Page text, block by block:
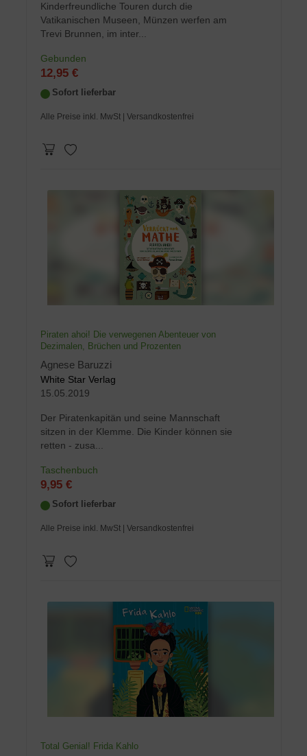
Kinderfreundliche Touren durch die
Vatikanischen Museen, Münzen werfen am
Trevi Brunnen, im inter...
Gebunden
12,95 €
Sofort lieferbar
Alle Preise inkl. MwSt | Versandkostenfrei
Piraten ahoi! Die verwegenen Abenteuer von
Dezimalen, Brüchen und Prozenten
Agnese Baruzzi
White Star Verlag
15.05.2019
Der Piratenkapitän und seine Mannschaft
sitzen in der Klemme. Die Kinder können sie
retten - zusa...
Taschenbuch
9,95 €
Sofort lieferbar
Alle Preise inkl. MwSt | Versandkostenfrei
Total Genial! Frida Kahlo